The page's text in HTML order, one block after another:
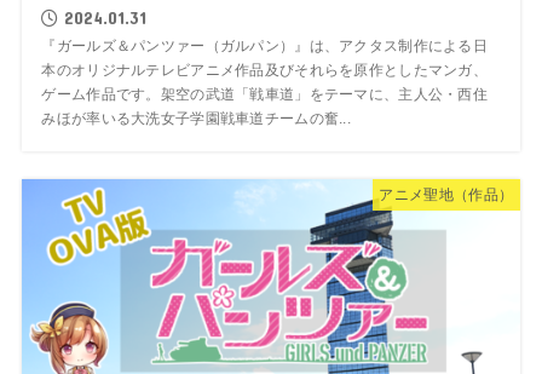
2024.01.31
『ガールズ＆パンツァー（ガルパン）』は、アクタス制作による日
本のオリジナルテレビアニメ作品及びそれらを原作としたマンガ、
ゲーム作品です。架空の武道「戦車道」をテーマに、主人公・西住
みほが率いる大洗女子学園戦車道チームの奮...
アニメ聖地（作品）